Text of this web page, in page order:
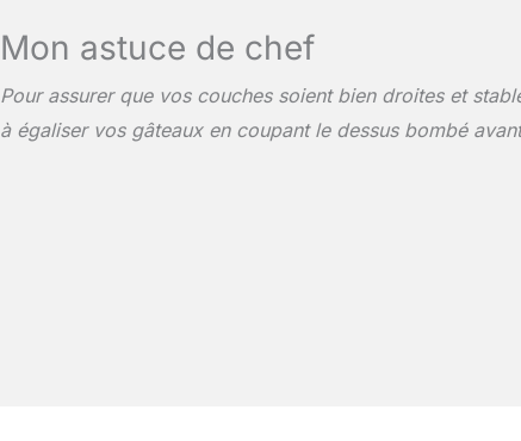
Mon astuce de chef
Pour assurer que vos couches soient bien droites et
à égaliser vos gâteaux en coupant le dessus bombé